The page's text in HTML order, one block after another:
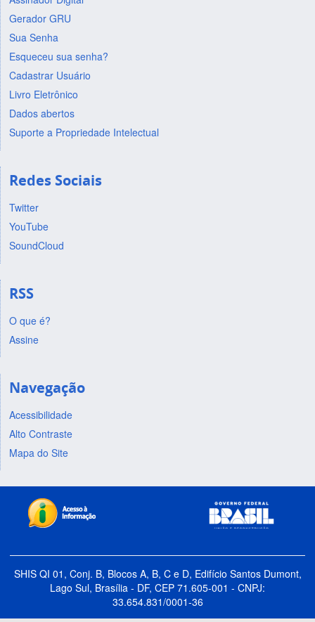
Gerador GRU
Sua Senha
Esqueceu sua senha?
Cadastrar Usuário
Livro Eletrônico
Dados abertos
Suporte a Propriedade Intelectual
Redes Sociais
Twitter
YouTube
SoundCloud
RSS
O que é?
Assine
Navegação
Acessibilidade
Alto Contraste
Mapa do Site
SHIS QI 01, Conj. B, Blocos A, B, C e D, Edifício Santos Dumont,
Lago Sul, Brasília - DF, CEP 71.605-001 - CNPJ:
33.654.831/0001-36